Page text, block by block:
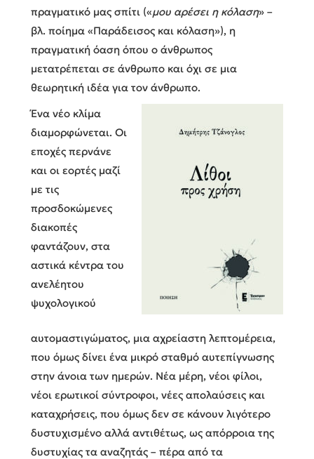
πραγματικό μας σπίτι («μου αρέσει η κόλαση» –
βλ. ποίημα «Παράδεισος και κόλαση»), η
πραγματική όαση όπου ο άνθρωπος
μετατρέπεται σε άνθρωπο και όχι σε μια
θεωρητική ιδέα για τον άνθρωπο.
Ένα νέο κλίμα
διαμορφώνεται. Οι
εποχές περνάνε
και οι εορτές μαζί
με τις
προσδοκώμενες
διακοπές
φαντάζουν, στα
αστικά κέντρα του
ανελέητου
ψυχολογικού
αυτομαστιγώματος, μια αχρείαστη λεπτομέρεια,
που όμως δίνει ένα μικρό σταθμό αυτεπίγνωσης
στην άνοια των ημερών. Νέα μέρη, νέοι φίλοι,
νέοι ερωτικοί σύντροφοι, νέες απολαύσεις και
καταχρήσεις, που όμως δεν σε κάνουν λιγότερο
δυστυχισμένο αλλά αντιθέτως, ως απόρροια της
δυστυχίας τα αναζητάς – πέρα από τα